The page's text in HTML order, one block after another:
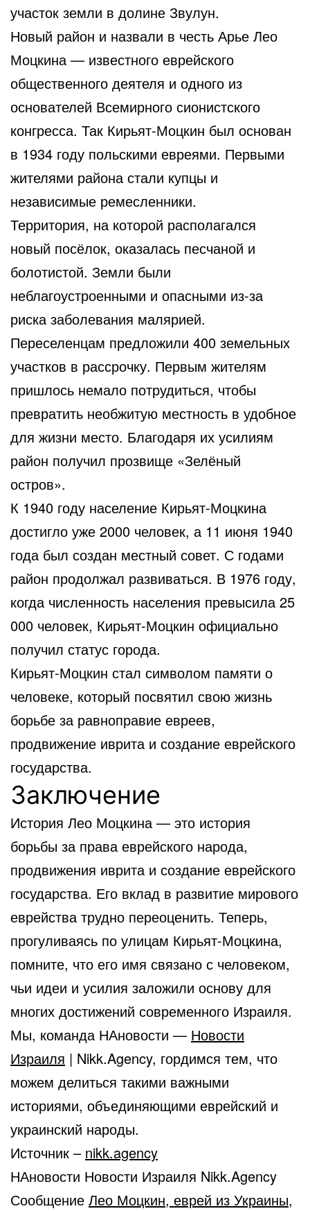
участок земли в долине Звулун.
Новый район и назвали в честь Арье Лео
Моцкина — известного еврейского
общественного деятеля и одного из
основателей Всемирного сионистского
конгресса. Так Кирьят-Моцкин был основан
в 1934 году польскими евреями. Первыми
жителями района стали купцы и
независимые ремесленники.
Территория, на которой располагался
новый посёлок, оказалась песчаной и
болотистой. Земли были
неблагоустроенными и опасными из-за
риска заболевания малярией.
Переселенцам предложили 400 земельных
участков в рассрочку. Первым жителям
пришлось немало потрудиться, чтобы
превратить необжитую местность в удобное
для жизни место. Благодаря их усилиям
район получил прозвище «Зелёный
остров».
К 1940 году население Кирьят-Моцкина
достигло уже 2000 человек, а 11 июня 1940
года был создан местный совет. С годами
район продолжал развиваться. В 1976 году,
когда численность населения превысила 25
000 человек, Кирьят-Моцкин официально
получил статус города.
Кирьят-Моцкин стал символом памяти о
человеке, который посвятил свою жизнь
борьбе за равноправие евреев,
продвижение иврита и создание еврейского
государства.
Заключение
История Лео Моцкина — это история
борьбы за права еврейского народа,
продвижения иврита и создание еврейского
государства. Его вклад в развитие мирового
еврейства трудно переоценить. Теперь,
прогуливаясь по улицам Кирьят-Моцкина,
помните, что его имя связано с человеком,
чьи идеи и усилия заложили основу для
многих достижений современного Израиля.
Мы, команда НАновости — Новости
Израиля | Nikk.Agency, гордимся тем, что
можем делиться такими важными
историями, объединяющими еврейский и
украинский народы.
Источник – nikk.agency
НАновости Новости Израиля Nikk.Agency
Сообщение Лео Моцкин, еврей из Украины,